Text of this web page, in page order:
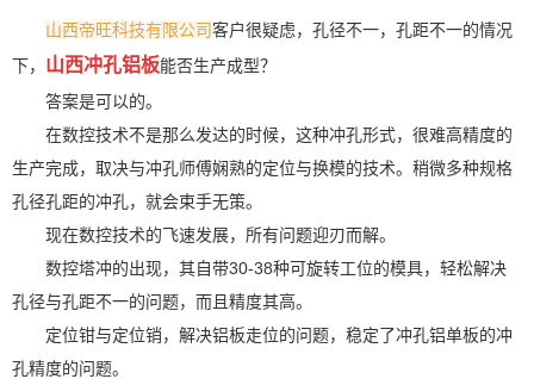
山西帝旺科技有限公司客户很疑虑，孔径不一，孔距不一的情况
下， 山西冲孔铝板能否生产成型？
答案是可以的。
在数控技术不是那么发达的时候，这种冲孔形式，很难高精度的
生产完成，取决与冲孔师傅娴熟的定位与换模的技术。稍微多种规格
孔径孔距的冲孔，就会束手无策。
现在数控技术的飞速发展，所有问题迎刃而解。
数控塔冲的出现，其自带30-38种可旋转工位的模具，轻松解决
孔径与孔距不一的问题，而且精度其高。
定位钳与定位销，解决铝板走位的问题，稳定了冲孔铝单板的冲
孔精度的问题。